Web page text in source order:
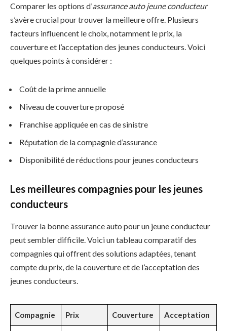
Comparer les options d’assurance auto jeune conducteur
s’avère crucial pour trouver la meilleure offre. Plusieurs
facteurs influencent le choix, notamment le prix, la
couverture et l’acceptation des jeunes conducteurs. Voici
quelques points à considérer :
Coût de la prime annuelle
Niveau de couverture proposé
Franchise appliquée en cas de sinistre
Réputation de la compagnie d’assurance
Disponibilité de réductions pour jeunes conducteurs
Les meilleures compagnies pour les jeunes
conducteurs
Trouver la bonne assurance auto pour un jeune conducteur
peut sembler difficile. Voici un tableau comparatif des
compagnies qui offrent des solutions adaptées, tenant
compte du prix, de la couverture et de l’acceptation des
jeunes conducteurs.
Compagnie Prix Couverture Acceptation